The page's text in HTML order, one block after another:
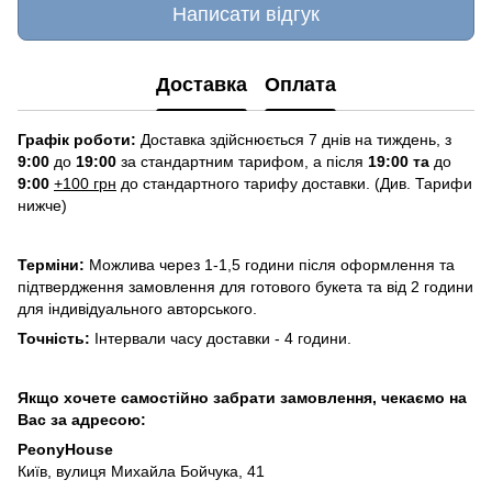
Написати відгук
Доставка Оплата
Графік роботи: Доставка здійснюється 7 днів на тиждень, з
9:00 до 19:00 за стандартним тарифом, а після 19:00 та до
9:00 +100 грн до стандартного тарифу доставки. (Див. Тарифи
нижче)
Терміни: Можлива через 1-1,5 години після оформлення та
підтвердження замовлення для готового букета та від 2 години
для індивідуального авторського.
Точність: Інтервали часу доставки - 4 години.
Якщо хочете самостійно забрати замовлення, чекаємо на
Вас за адресою:
PeonyHouse
Київ, вулиця Михайла Бойчука, 41